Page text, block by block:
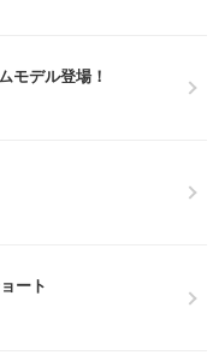
モデル登場！
ート